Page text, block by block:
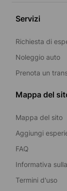
Servizi
Richiesta di
Noleggio auto
Prenota un
Mappa del
Mappa del sito
Aggiungi
FAQ
Informativa
Termini d'uso